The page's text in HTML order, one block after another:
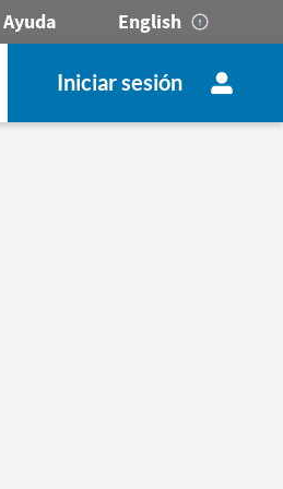
Ayuda English
Iniciar sesión